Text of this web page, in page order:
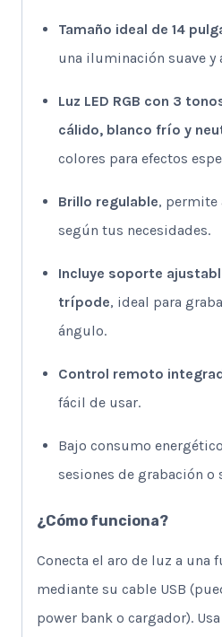
Tamaño ideal de 14
una iluminación suave y
Luz LED RGB con 3
cálido, blanco frío y
colores para efectos
Brillo regulable, permite
según tus necesidades.
Incluye soporte
trípode, ideal para
ángulo.
Control remoto
fácil de usar.
Bajo consumo
sesiones de grabación o
¿Cómo funciona?
Conecta el aro de luz a una
mediante su cable USB
power bank o cargador).